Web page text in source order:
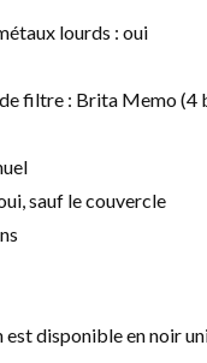
lourds : oui
filtre : Brita Memo (4
sauf le couvercle
disponible en noir